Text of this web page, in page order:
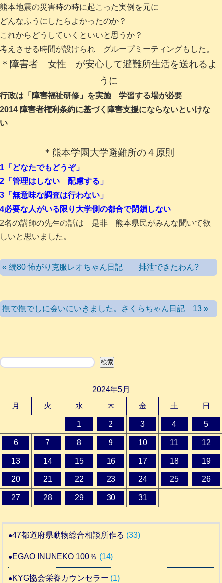
熊本地震の災害時の時に起こった実例を元に
どんなふうにしたらよかったのか？
これからどうしていくといいと思うか？
考えさせる時間が設けられ グループミーティングもした。
＊障害者 女性 が安心して避難所生活を送れるよ
うに
行政は「障害福祉研修」を実施 学習する場が必要
2014 障害者権利条約に基づく障害支援にならないといけな
い
＊熊本学園大学避難所の４原則
1「どなたでもどうぞ」
2「管理はしない 配慮する」
3「無意味な調査は行わない」
4必要な人がいる限り大学側の都合で閉鎖しない
2名の講師の先生の話は 是非 熊本県民がみんな聞いて欲
しいと思いました。
« 続80 怖がり克服レオちゃん日記 排泄できたわん?
撫で撫でしに会いにいきました。さくらちゃん日記 13 »
検索 検索
2024年5月
月
火 水 木 金 土 日
1 2 3 4 5
6 7 8 9 10 11 12
13 14 15 16 17 18 19
20 21 22 23 24 25 26
27 28 29 30 31
47都道府県動物総合相談所作る (33)
EGAO INUNEKO 100％ (14)
KYG協会栄養カウンセラー (1)